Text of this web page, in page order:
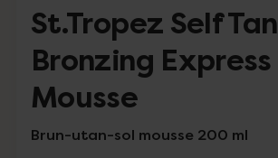
St.Tropez Self Tan
Bronzing Express
Mousse
Brun-utan-sol mousse 200 ml